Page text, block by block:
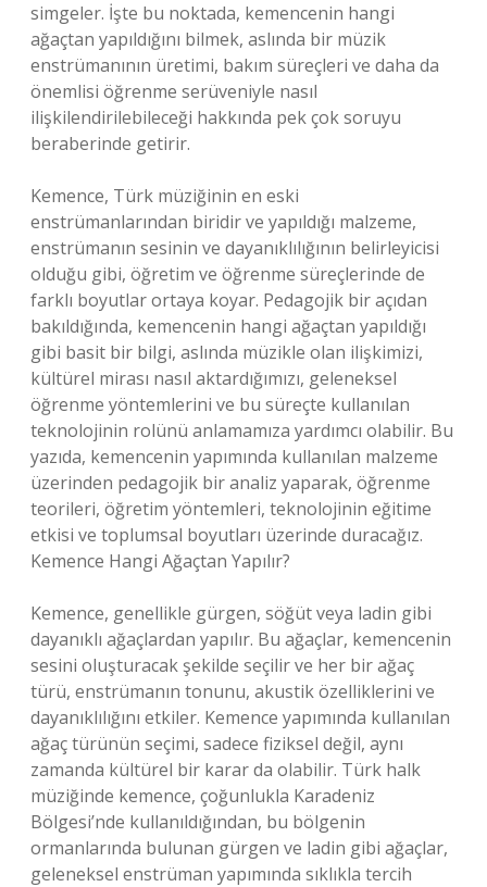
simgeler. İşte bu noktada, kemencenin hangi
ağaçtan yapıldığını bilmek, aslında bir müzik
enstrümanının üretimi, bakım süreçleri ve daha da
önemlisi öğrenme serüveniyle nasıl
ilişkilendirilebileceği hakkında pek çok soruyu
beraberinde getirir.
Kemence, Türk müziğinin en eski
enstrümanlarından biridir ve yapıldığı malzeme,
enstrümanın sesinin ve dayanıklılığının belirleyicisi
olduğu gibi, öğretim ve öğrenme süreçlerinde de
farklı boyutlar ortaya koyar. Pedagojik bir açıdan
bakıldığında, kemencenin hangi ağaçtan yapıldığı
gibi basit bir bilgi, aslında müzikle olan ilişkimizi,
kültürel mirası nasıl aktardığımızı, geleneksel
öğrenme yöntemlerini ve bu süreçte kullanılan
teknolojinin rolünü anlamamıza yardımcı olabilir. Bu
yazıda, kemencenin yapımında kullanılan malzeme
üzerinden pedagojik bir analiz yaparak, öğrenme
teorileri, öğretim yöntemleri, teknolojinin eğitime
etkisi ve toplumsal boyutları üzerinde duracağız.
Kemence Hangi Ağaçtan Yapılır?
Kemence, genellikle gürgen, söğüt veya ladin gibi
dayanıklı ağaçlardan yapılır. Bu ağaçlar, kemencenin
sesini oluşturacak şekilde seçilir ve her bir ağaç
türü, enstrümanın tonunu, akustik özelliklerini ve
dayanıklılığını etkiler. Kemence yapımında kullanılan
ağaç türünün seçimi, sadece fiziksel değil, aynı
zamanda kültürel bir karar da olabilir. Türk halk
müziğinde kemence, çoğunlukla Karadeniz
Bölgesi’nde kullanıldığından, bu bölgenin
ormanlarında bulunan gürgen ve ladin gibi ağaçlar,
geleneksel enstrüman yapımında sıklıkla tercih